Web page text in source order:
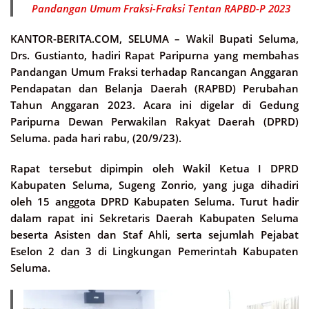
Pandangan Umum Fraksi-Fraksi Tentan RAPBD-P 2023
KANTOR-BERITA.COM, SELUMA – Wakil Bupati Seluma,
Drs. Gustianto, hadiri Rapat Paripurna yang membahas
Pandangan Umum Fraksi terhadap Rancangan Anggaran
Pendapatan dan Belanja Daerah (RAPBD) Perubahan
Tahun Anggaran 2023. Acara ini digelar di Gedung
Paripurna Dewan Perwakilan Rakyat Daerah (DPRD)
Seluma. pada hari rabu, (20/9/23).
Rapat tersebut dipimpin oleh Wakil Ketua I DPRD
Kabupaten Seluma, Sugeng Zonrio, yang juga dihadiri
oleh 15 anggota DPRD Kabupaten Seluma. Turut hadir
dalam rapat ini Sekretaris Daerah Kabupaten Seluma
beserta Asisten dan Staf Ahli, serta sejumlah Pejabat
Eselon 2 dan 3 di Lingkungan Pemerintah Kabupaten
Seluma.